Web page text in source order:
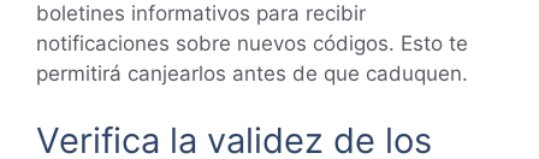
boletines informativos para recibir
notificaciones sobre nuevos códigos. Esto te
permitirá canjearlos antes de que caduquen.
Verifica la validez de los